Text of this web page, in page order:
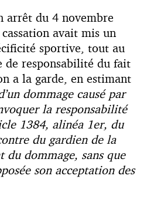
arrêt du 4 novembre
avait mis un
sportive, tout au
de responsabilité du fait
a la garde, en estimant
dommage causé par
la responsabilité
1384, alinéa 1er, du
du gardien de la
du dommage, sans que
son acceptation des